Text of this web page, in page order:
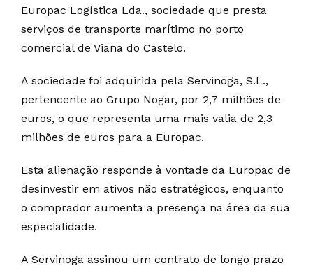
Europac Logística Lda., sociedade que presta
serviços de transporte marítimo no porto
comercial de Viana do Castelo.
A sociedade foi adquirida pela Servinoga, S.L.,
pertencente ao Grupo Nogar, por 2,7 milhões de
euros, o que representa uma mais valia de 2,3
milhões de euros para a Europac.
Esta alienação responde à vontade da Europac de
desinvestir em ativos não estratégicos, enquanto
o comprador aumenta a presença na área da sua
especialidade.
A Servinoga assinou um contrato de longo prazo